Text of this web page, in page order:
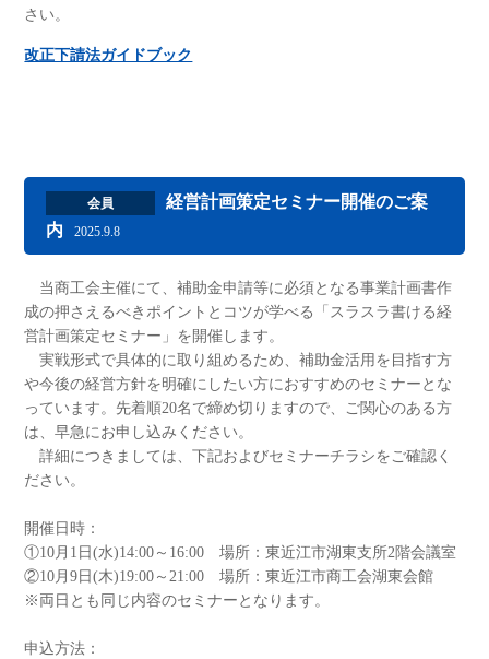
さい。
改正下請法ガイドブック
会員
経営計画策定セミナー開催のご案
内
2025.9.8
当商工会主催にて、補助金申請等に必須となる事業計画書作
成の押さえるべきポイントとコツが学べる「スラスラ書ける経
営計画策定セミナー」を開催します。
実戦形式で具体的に取り組めるため、補助金活用を目指す方
や今後の経営方針を明確にしたい方におすすめのセミナーとな
っています。先着順20名で締め切りますので、ご関心のある方
は、早急にお申し込みください。
詳細につきましては、下記およびセミナーチラシをご確認く
ださい。
開催日時：
①10月1日(水)14:00～16:00 場所：東近江市湖東支所2階会議室
②10月9日(木)19:00～21:00 場所：東近江市商工会湖東会館
※両日とも同じ内容のセミナーとなります。
申込方法：